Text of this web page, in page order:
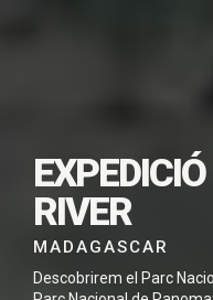
RIVER
MADAGASCAR
Descobrirem el Parc
PDF